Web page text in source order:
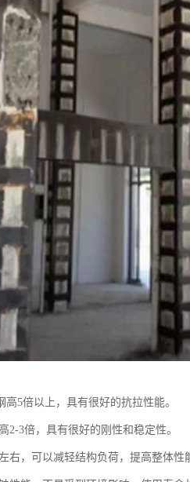
5倍以上，具有很好的抗拉性能。
2-3倍，具有很好的刚性和稳定性。
右，可以减轻结构负荷，提高整体性